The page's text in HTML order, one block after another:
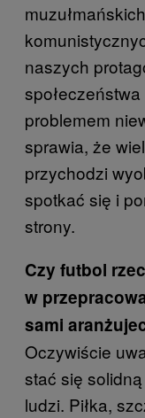
naszych
problemem
sprawia, że
przychodzi
spotkać się i
strony.
Czy futbol
w
sami
Oczywiście
stać się
ludzi. Piłka,